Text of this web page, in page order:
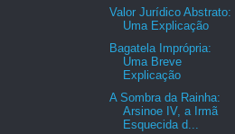
Valor Jurídico Abstrato:
Uma Explicação
Bagatela Imprópria:
Uma Breve
Explicação
A Sombra da Rainha:
Arsinoe IV, a Irmã
Esquecida d...